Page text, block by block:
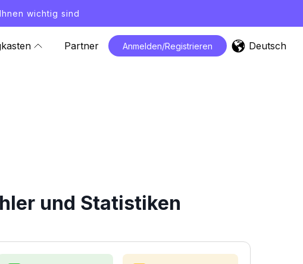
wichtig sind
Partner Anmelden/Registrieren Deutsch
und Statistiken